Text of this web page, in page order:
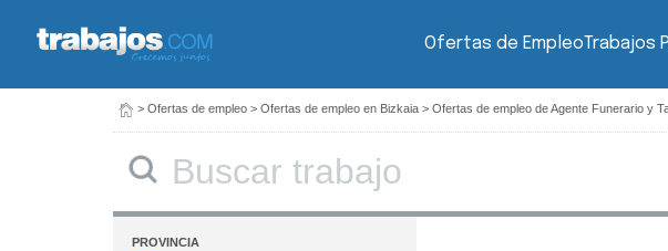
Ofertas de EmpleoTrabajos
> Ofertas de empleo > Ofertas de empleo en Bizkaia > Ofertas de empleo de Agente Funerario y
PROVINCIA